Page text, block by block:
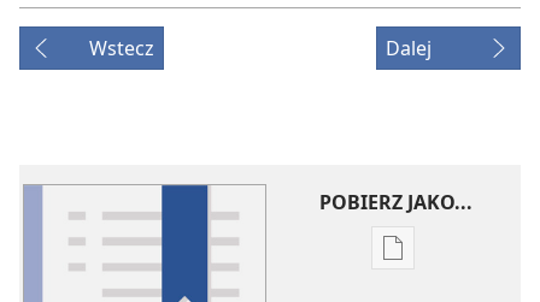
Wstecz Dalej
POBIERZ JAKO...
Ustawienia